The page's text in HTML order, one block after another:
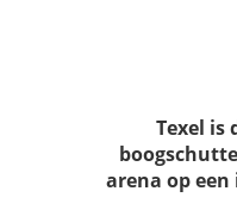
Texel is
arena op